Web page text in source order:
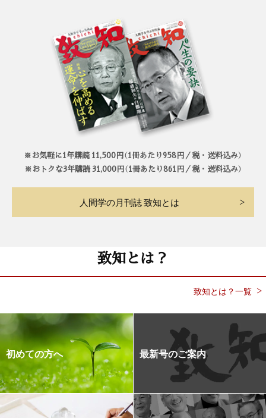
※お気軽に1年購読 11,500円（1冊あたり958円／税・送料込み）
※おトクな3年購読 31,000円（1冊あたり861円／税・送料込み）
人間学の月刊誌 致知とは
致知とは？
致知とは？一覧
初めての方へ 最新号のご案内